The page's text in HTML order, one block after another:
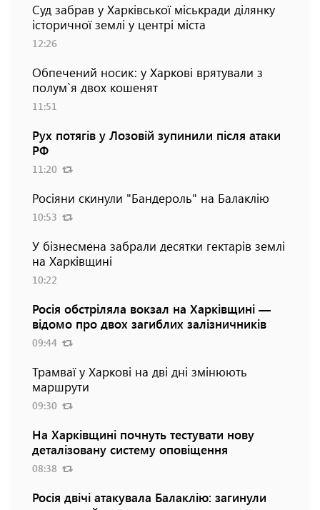
Суд забрав у Харківської міськради ділянку
історичної землі у центрі міста
12:26
Обпечений носик: у Харкові врятували з
полум`я двох кошенят
11:51
Рух потягів у Лозовій зупинили після атаки
РФ
11:20
Росіяни скинули "Бандероль" на Балаклію
10:53
У бізнесмена забрали десятки гектарів землі
на Харківщині
10:22
Росія обстріляла вокзал на Харківщині —
відомо про двох загиблих залізничників
09:44
Трамваї у Харкові на дві дні змінюють
маршрути
09:30
На Харківщині почнуть тестувати нову
деталізовану систему оповіщення
08:38
Росія двічі атакувала Балаклію: загинули